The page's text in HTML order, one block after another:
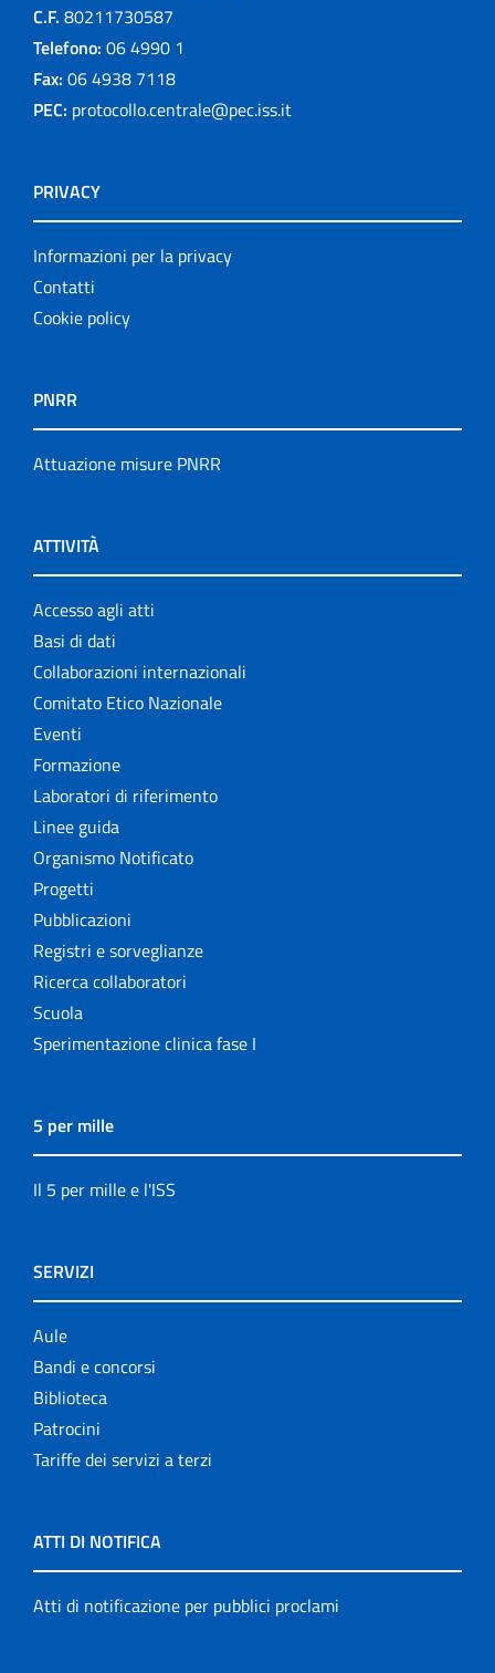
C.F. 80211730587
Telefono: 06 4990 1
Fax: 06 4938 7118
PEC: protocollo.centrale@pec.iss.it
PRIVACY
Informazioni per la privacy
Contatti
Cookie policy
PNRR
Attuazione misure PNRR
ATTIVITÀ
Accesso agli atti
Basi di dati
Collaborazioni internazionali
Comitato Etico Nazionale
Eventi
Formazione
Laboratori di riferimento
Linee guida
Organismo Notificato
Progetti
Pubblicazioni
Registri e sorveglianze
Ricerca collaboratori
Scuola
Sperimentazione clinica fase I
5 per mille
Il 5 per mille e l'ISS
SERVIZI
Aule
Bandi e concorsi
Biblioteca
Patrocini
Tariffe dei servizi a terzi
ATTI DI NOTIFICA
Atti di notificazione per pubblici proclami